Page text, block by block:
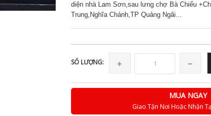
diện nhà Lam Sơn,sau lưng chợ Bà Chiểu
Trung,Nghĩa Chánh,TP Quảng Ngãi...
SÓ LƯỢNG:
MUA NGAY
Giao Tận Nơi Hoặc Nhận